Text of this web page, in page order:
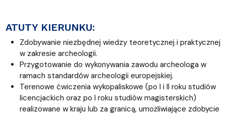
ATUTY KIERUNKU:
Zdobywanie niezbędnej wiedzy teoretycznej i praktycznej
w zakresie archeologii.
Przygotowanie do wykonywania zawodu archeologa w
ramach standardów archeologii europejskiej.
Terenowe ćwiczenia wykopaliskowe (po I i II roku studiów
licencjackich oraz po I roku studiów magisterskich)
realizowane w kraju lub za granicą, umożliwiające zdobycie